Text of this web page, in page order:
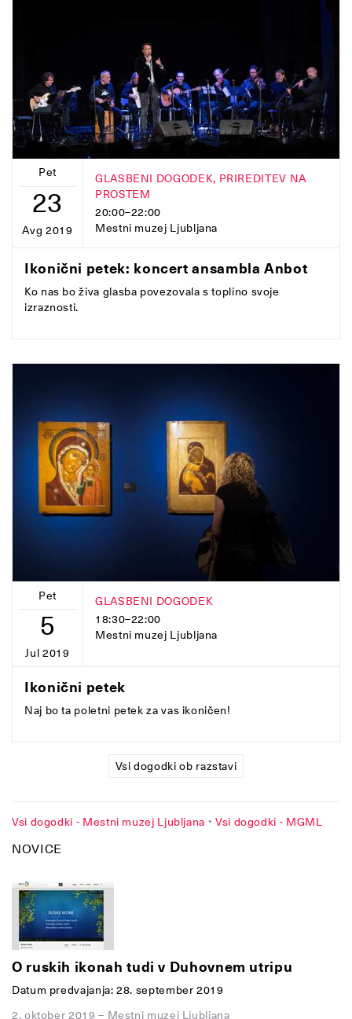
NOVICE
O ruskih ikonah tudi v Duhovnem utripu
Datum predvajanja: 28. september 2019
2. oktober 2019 – Mestni muzej Ljubljana
Pet
23
Avg 2019
GLASBENI DOGODEK, PRIREDITEV NA
PROSTEM
20:00–22:00
Mestni muzej Ljubljana
Ikonični petek: koncert ansambla Anbot
Ko nas bo živa glasba povezovala s toplino svoje
izraznosti.
Pet
5
Jul 2019
GLASBENI DOGODEK
18:30–22:00
Mestni muzej Ljubljana
Ikonični petek
Naj bo ta poletni petek za vas ikoničen!
Vsi dogodki ob razstavi
Vsi dogodki - Mestni muzej Ljubljana • Vsi dogodki - MGML